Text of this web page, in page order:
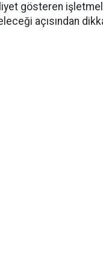
gösteren
açısından